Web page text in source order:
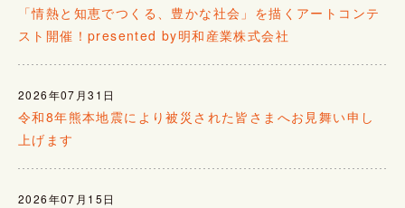
「情熱と知恵でつくる、豊かな社会」を描くアートコンテ
スト開催！presented by明和産業株式会社
2026年07月31日
令和8年熊本地震により被災された皆さまへお見舞い申し
上げます
2026年07月15日